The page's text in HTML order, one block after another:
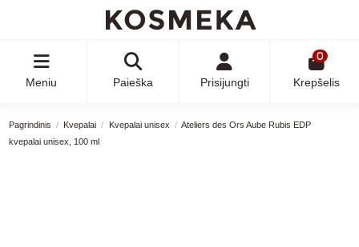
Meniu Paieška Prisijungti
0
Krepšelis
Pagrindinis Kvepalai Kvepalai unisex
Ateliers des Ors Aube Rubis EDP
kvepalai unisex, 100 ml